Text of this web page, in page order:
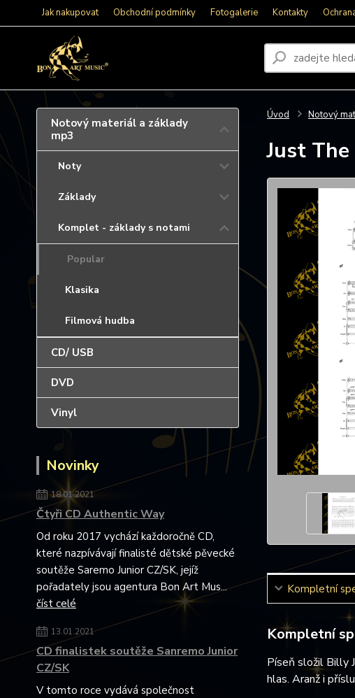
Jak nakupovat Obchodní podmínky Fotogalerie Kontakty
Notový materiál a základy
mp3
Noty
Základy
Komplet - základy s notami
Popular
Klasika
Filmová hudba
CD/ USB
DVD
Vinyl
Novinky
18.01.2021
Čtyři CD Authentic Way
Od roku 2017 vychází každoročně CD,
které nazpívávají finalisté dětské pěvecké
soutěže Saremo Junior CZ/SK, jejíž
pořadately jsou agentura Bon Art Mus...
číst celé
13.01.2021
CD finalistek soutěže Sanremo Junior
CZ/SK
V tomto roce vydává společnost
Úvod Notový
Just
Kompletní
Kompletní
Píseň složil Billy
hlas. Aranž i